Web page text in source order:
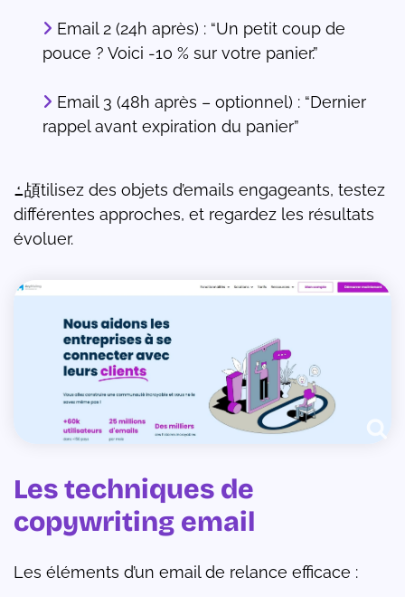
Email 2 (24h après) : “Un petit coup de
pouce ? Voici -10 % sur votre panier.”
Email 3 (48h après – optionnel) : “Dernier
rappel avant expiration du panier”
ߑ頕tilisez des objets d’emails engageants, testez
différentes approches, et regardez les résultats
évoluer.
Les techniques de
copywriting email
Les éléments d’un email de relance efficace :